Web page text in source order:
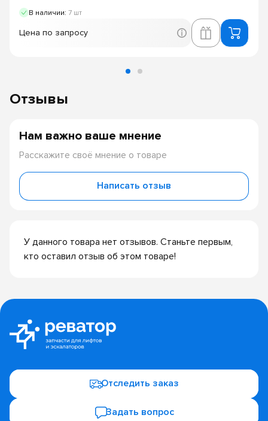
В наличии: 7 шт
Цена по запросу
Отзывы
У данного товара нет отзывов. Станьте первым,
кто оставил отзыв об этом товаре!
Нам важно ваше мнение
Расскажите своё мнение о товаре
Написать отзыв
Отследить заказ
Задать вопрос